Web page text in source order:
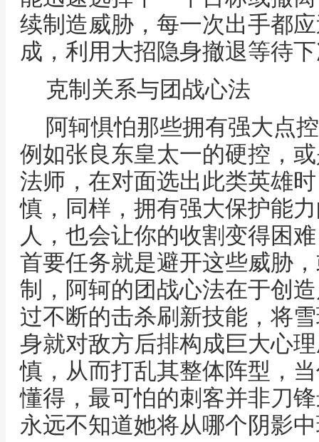
续制造威胁，每一次出手都
成，利用大招隐身撤退等待
克制关系与团战心法
阿轲惧怕那些拥有强大点
例如张良东皇太一的硬控，
法师，在对面选出此类英雄
慎，同样，拥有强大保护能
人，也会让你的收割变得困
首要任务就是避开这些威胁
制，阿轲的团战心法在于创
过不断的击杀刷新技能，将
身就对敌方后排构成巨大心
慎，从而打乱其整体阵型，
懂得，最可怕的刺客并非刀
永远不知道她将从哪个阴影